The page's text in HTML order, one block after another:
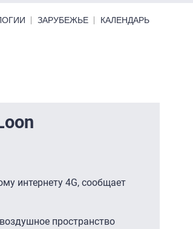
ЗАРУБЕЖЬЕ КАЛЕНДАРЬ
интернету 4G, сообщает
пространство